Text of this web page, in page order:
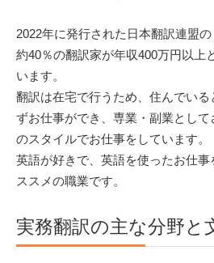
2022年に発行された日本翻訳連盟の
約40％の翻訳家が年収400万円以上
います。
翻訳は在宅で行うため、住んでい
ずお仕事ができ、専業・副業とし
のスタイルでお仕事をしています。
英語が好きで、英語を使ったお仕
ススメの職業です。
実務翻訳の主な分野と